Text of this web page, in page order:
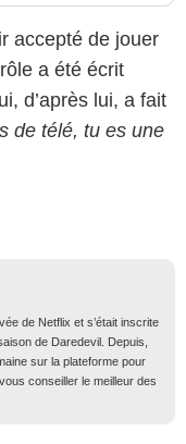
accepté de jouer
a été écrit
d’après lui, a fait
de télé, tu es une
de Netflix et s’était inscrite
de Daredevil. Depuis,
sur la plateforme pour
conseiller le meilleur des